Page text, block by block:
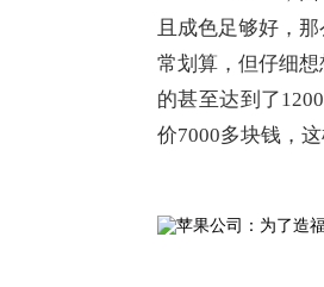
且成色足够好，
常划算，但仔细
的甚至达到了
价7000多块钱，